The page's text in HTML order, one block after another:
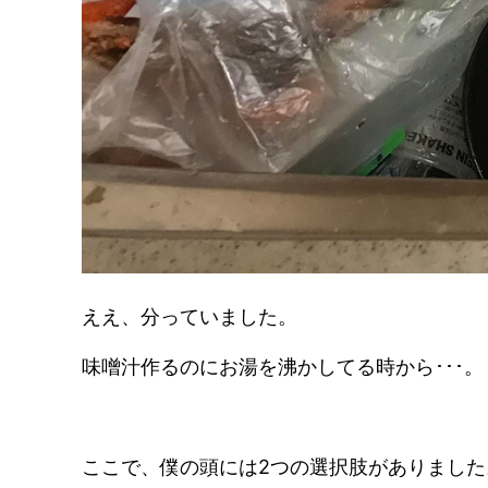
ええ、分っていました。
味噌汁作るのにお湯を沸かしてる時から･･･。
ここで、僕の頭には2つの選択肢がありまし